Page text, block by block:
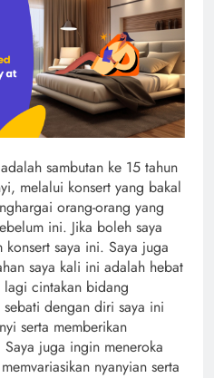
sambutan ke 15 tahun
melalui konsert yang bakal
orang-orang yang
ini. Jika boleh saya
saya ini. Saya juga
saya kali ini adalah hebat
lagi cintakan bidang
dengan diri saya ini
serta memberikan
juga ingin meneroka
nyanyian serta